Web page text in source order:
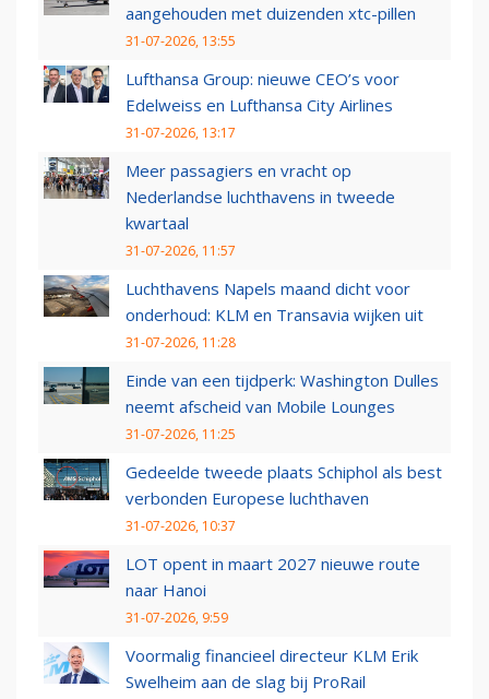
aangehouden met duizenden xtc-pillen
31-07-2026, 13:55
Lufthansa Group: nieuwe CEO’s voor
Edelweiss en Lufthansa City Airlines
31-07-2026, 13:17
Meer passagiers en vracht op
Nederlandse luchthavens in tweede
kwartaal
31-07-2026, 11:57
Luchthavens Napels maand dicht voor
onderhoud: KLM en Transavia wijken uit
31-07-2026, 11:28
Einde van een tijdperk: Washington Dulles
neemt afscheid van Mobile Lounges
31-07-2026, 11:25
Gedeelde tweede plaats Schiphol als best
verbonden Europese luchthaven
31-07-2026, 10:37
LOT opent in maart 2027 nieuwe route
naar Hanoi
31-07-2026, 9:59
Voormalig financieel directeur KLM Erik
Swelheim aan de slag bij ProRail